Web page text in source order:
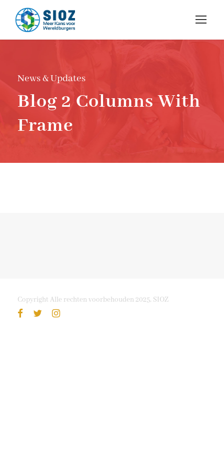
News & Updates
Blog 2 Columns With
Frame
Copyright Alle rechten voorbehouden 2025, SIOZ